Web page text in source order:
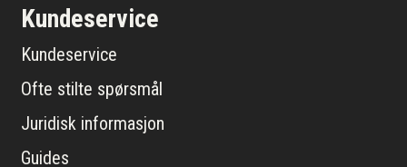
Kundeservice
Kundeservice
Ofte stilte spørsmål
Juridisk informasjon
Guides